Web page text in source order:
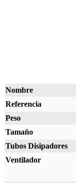
Nombre
Referencia
Peso
Tamaño
Tubos Disipadores
Ventilador